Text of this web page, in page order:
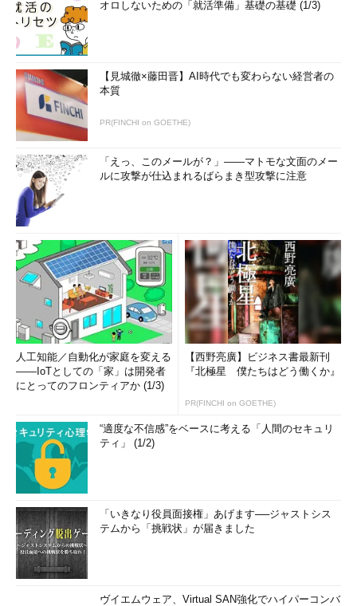
オロしないための「就活準備」基礎の基礎 (1/3)
【見城徹×藤田晋】AI時代でも変わらない経営者の
本質
PR(FINCHI on GOETHE)
「えっ、このメールが？」――マトモな文面のメー
ルに攻撃が仕込まれるばらまき型攻撃に注意
人工知能／自動化が家庭を変える
――IoTとしての「家」は開発者
にとってのフロンティアか (1/3)
【西野亮廣】ビジネス書最新刊
『北極星 僕たちはどう働くか』
PR(FINCHI on GOETHE)
“適度な不信感”をベースに考える「人間のセキュリ
ティ」 (1/2)
「いきなり役員面接権」あげます──ジャストシス
テムから「挑戦状」が届きました
ヴイエムウェア、Virtual SAN強化でハイパーコンバ